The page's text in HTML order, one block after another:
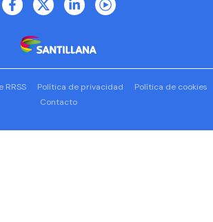
RRSS Política de privacidad
Política de cookies
Contacto